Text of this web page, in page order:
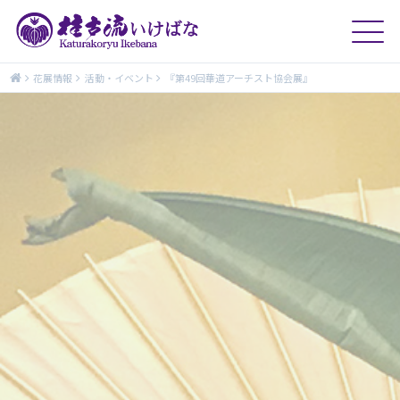
花展情報 活動・イベント 『第49回華道アーチスト協会展』